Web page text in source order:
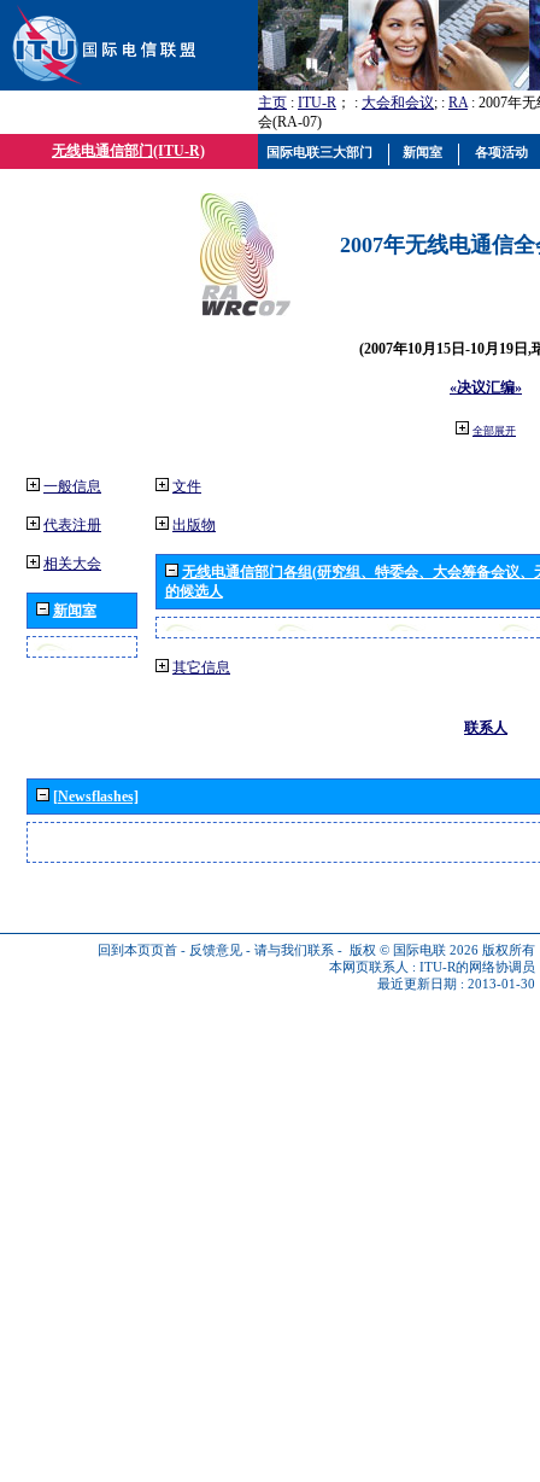
主页 : ITU-R ； : 大会和会议; : RA: 2007年
会(RA-07)
无线电通信部门(ITU-R)
2007年无线电通信
(2007年10月15日-10月19日,
«决议汇编»
全部展开
一般信息
代表注册
相关大会
新闻室
文件
出版物
无线电通信部门各组(研究组、特委会、大会筹备会议
的候选人
其它信息
联系人
[Newsflashes]
回到本页页首 - 反馈意见 - 请与我们联系 - 版权 © 国际电联 2026 版权所有
本网页联系人 : ITU-R的网络协调员
最近更新日期 : 2013-01-30
国际电联三大部门 新闻室 各项活动